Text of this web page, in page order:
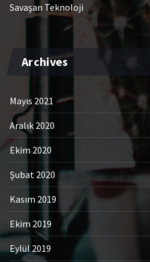
Savaşan Teknoloji
Archives
Mayıs 2021
Aralık 2020
Ekim 2020
Şubat 2020
Kasım 2019
Ekim 2019
Eylül 2019